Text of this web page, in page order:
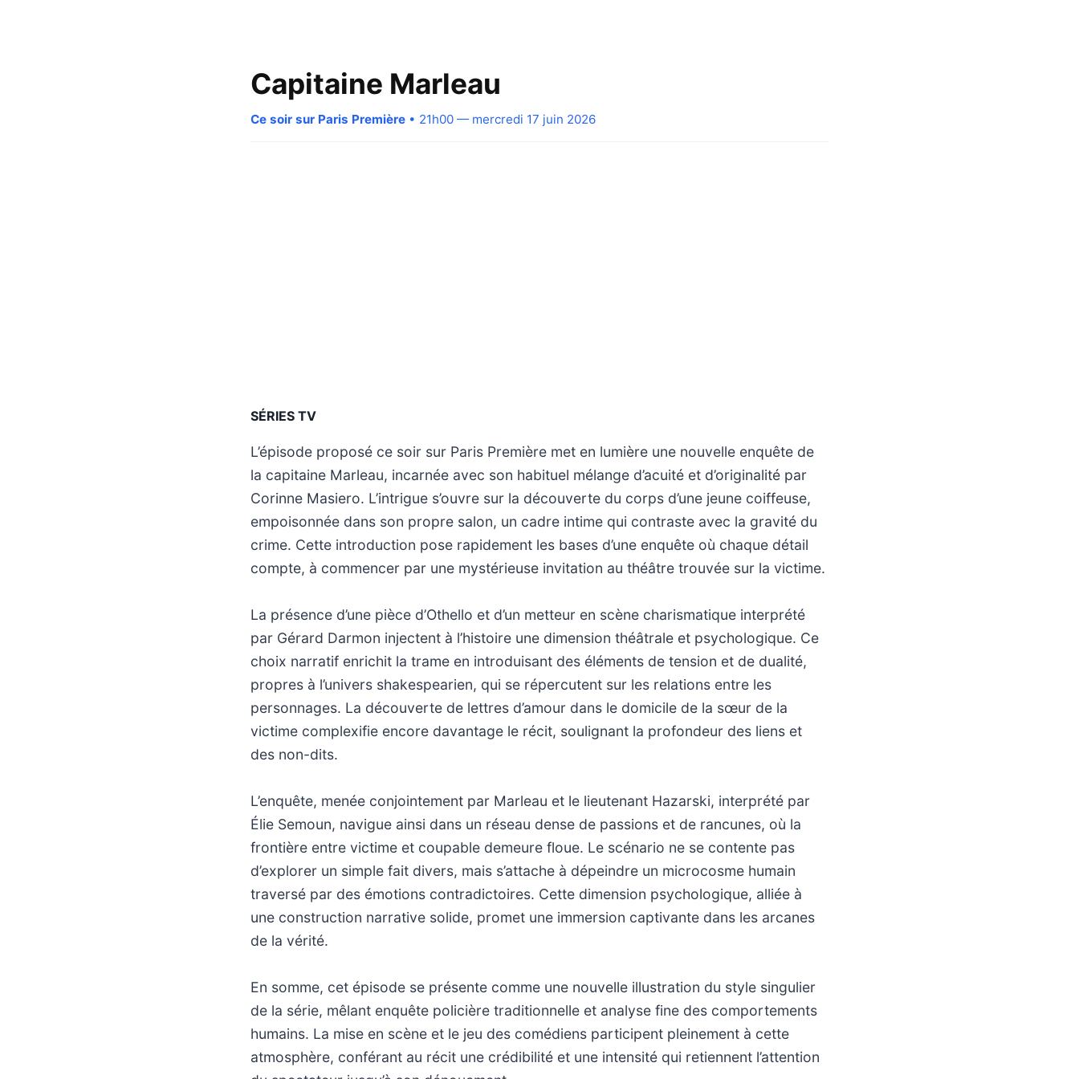
Capitaine Marleau
Ce soir sur Paris Première • 21h00 — mercredi 17 juin 2026
SÉRIES TV
L’épisode proposé ce soir sur Paris Première met en lumière une nouvelle enquête de
la capitaine Marleau, incarnée avec son habituel mélange d’acuité et d’originalité par
Corinne Masiero. L’intrigue s’ouvre sur la découverte du corps d’une jeune coiffeuse,
empoisonnée dans son propre salon, un cadre intime qui contraste avec la gravité du
crime. Cette introduction pose rapidement les bases d’une enquête où chaque détail
compte, à commencer par une mystérieuse invitation au théâtre trouvée sur la victime.
La présence d’une pièce d’Othello et d’un metteur en scène charismatique interprété
par Gérard Darmon injectent à l’histoire une dimension théâtrale et psychologique. Ce
choix narratif enrichit la trame en introduisant des éléments de tension et de dualité,
propres à l’univers shakespearien, qui se répercutent sur les relations entre les
personnages. La découverte de lettres d’amour dans le domicile de la sœur de la
victime complexifie encore davantage le récit, soulignant la profondeur des liens et
des non-dits.
L’enquête, menée conjointement par Marleau et le lieutenant Hazarski, interprété par
Élie Semoun, navigue ainsi dans un réseau dense de passions et de rancunes, où la
frontière entre victime et coupable demeure floue. Le scénario ne se contente pas
d’explorer un simple fait divers, mais s’attache à dépeindre un microcosme humain
traversé par des émotions contradictoires. Cette dimension psychologique, alliée à
une construction narrative solide, promet une immersion captivante dans les arcanes
de la vérité.
En somme, cet épisode se présente comme une nouvelle illustration du style singulier
de la série, mêlant enquête policière traditionnelle et analyse fine des comportements
humains. La mise en scène et le jeu des comédiens participent pleinement à cette
atmosphère, conférant au récit une crédibilité et une intensité qui retiennent l’attention